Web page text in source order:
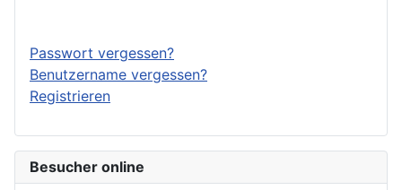
Passwort vergessen?
Benutzername vergessen?
Registrieren
Besucher online